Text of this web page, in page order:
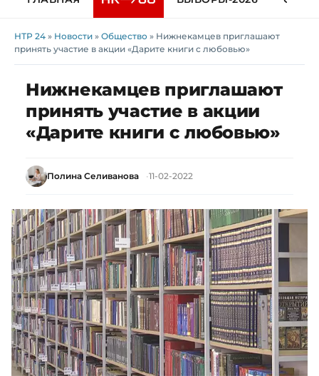
НТР 24 » Новости » Общество » Нижнекамцев приглашают
принять участие в акции «Дарите книги с любовью»
Нижнекамцев приглашают
принять участие в акции
«Дарите книги с любовью»
Полина Селиванова 11-02-2022